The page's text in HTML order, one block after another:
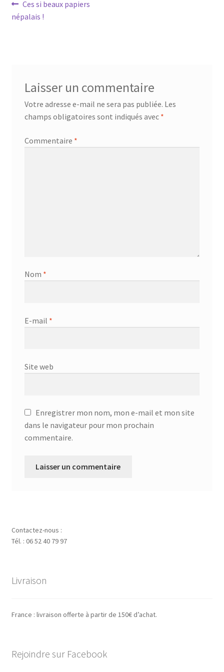
Navigation
de
Article
précédent :
Ces si beaux papiers
népalais !
Laisser un commentaire
Votre adresse e-mail ne sera pas publiée. Les
champs obligatoires sont indiqués avec *
Commentaire *
Nom *
E-mail *
Site web
Enregistrer mon nom, mon e-mail et mon site
dans le navigateur pour mon prochain
commentaire.
Contactez-nous :
Tél. : 06 52 40 79 97
Livraison
France : livraison offerte à partir de 150€ d’achat.
Rejoindre sur Facebook